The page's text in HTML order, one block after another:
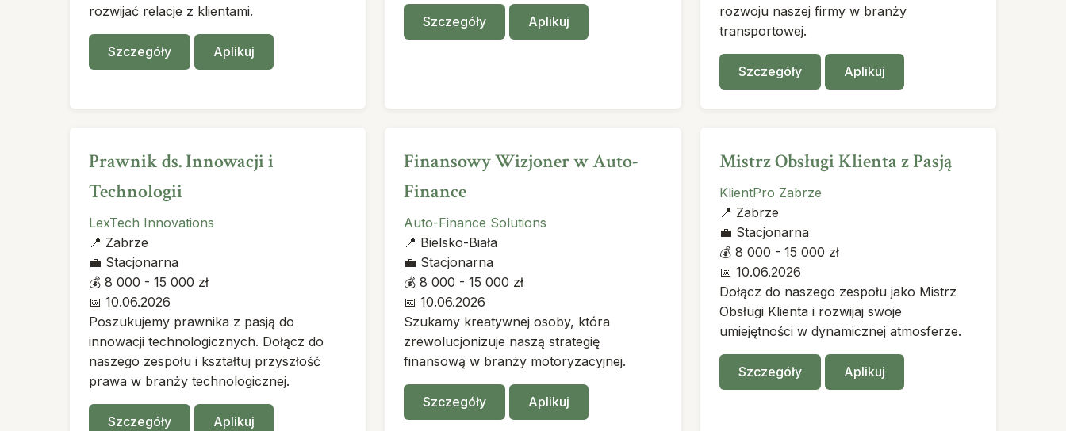
rozwijać relacje z klientami.
Szczegóły Aplikuj
Szczegóły Aplikuj
rozwoju naszej firmy w branży
transportowej.
Szczegóły Aplikuj
Prawnik ds. Innowacji i
Technologii
LexTech Innovations
📍 Zabrze
💼 Stacjonarna
💰 8 000 - 15 000 zł
📅 10.06.2026
Poszukujemy prawnika z pasją do
innowacji technologicznych. Dołącz do
naszego zespołu i kształtuj przyszłość
prawa w branży technologicznej.
Szczegóły Aplikuj
Finansowy Wizjoner w Auto-
Finance
Auto-Finance Solutions
📍 Bielsko-Biała
💼 Stacjonarna
💰 8 000 - 15 000 zł
📅 10.06.2026
Szukamy kreatywnej osoby, która
zrewolucjonizuje naszą strategię
finansową w branży motoryzacyjnej.
Szczegóły Aplikuj
Mistrz Obsługi Klienta z Pasją
KlientPro Zabrze
📍 Zabrze
💼 Stacjonarna
💰8 000 - 15 000 zł
📅 10.06.2026
Dołącz do naszego zespołu jako Mistrz
Obsługi Klienta i rozwijaj swoje
umiejętności w dynamicznej atmosferze.
Szczegóły Aplikuj